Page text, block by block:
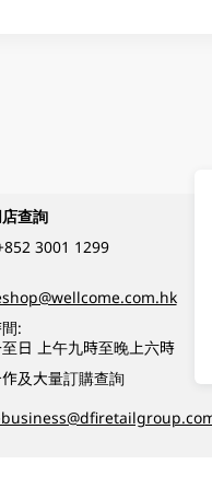
查詢
3001 1299
:
日 上午九時至晚上六時
及大量訂購查詢